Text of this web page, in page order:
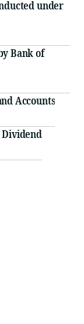
under
Bank of
Accounts